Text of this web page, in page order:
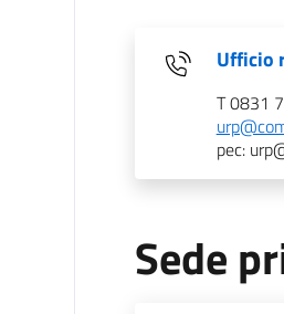
Ufficio
T 0831
pec:
Sede